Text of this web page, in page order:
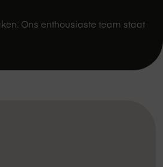
Ons enthousiaste team staat